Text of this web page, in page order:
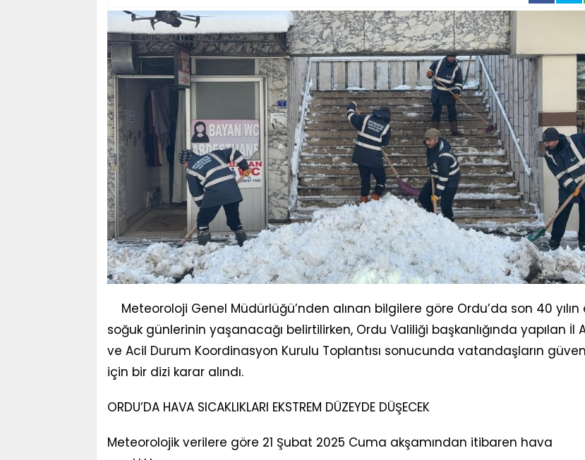
Meteoroloji Genel Müdürlüğü’nden alınan bilgilere göre Ordu’da son 40 yılın
soğuk günlerinin yaşanacağı belirtilirken, Ordu Valiliği başkanlığında yapılan İl
ve Acil Durum Koordinasyon Kurulu Toplantısı sonucunda vatandaşların
için bir dizi karar alındı.
ORDU’DA HAVA SICAKLIKLARI EKSTREM DÜZEYDE DÜŞECEK
Meteorolojik verilere göre 21 Şubat 2025 Cuma akşamından itibaren hava